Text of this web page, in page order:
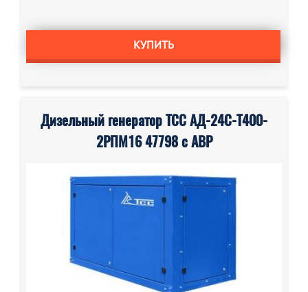
КУПИТЬ
Дизельный генератор ТСС АД-24С-Т400-
2РПМ16 47798 с АВР